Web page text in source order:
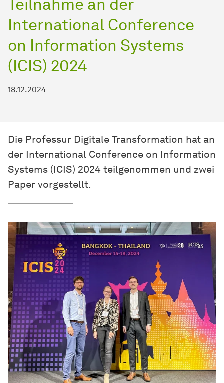
International Conference
on Information Systems
(ICIS) 2024
18.12.2024
Die Professur Digitale Transformation hat an
der International Conference on Information
Systems (ICIS) 2024 teilgenommen und zwei
Paper vorgestellt.